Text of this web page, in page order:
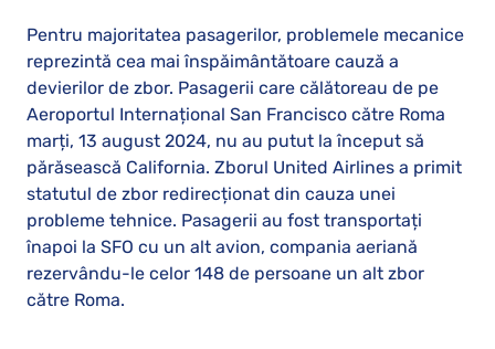
Pentru majoritatea pasagerilor, problemele mecanice
reprezintă cea mai înspăimântătoare cauză a
devierilor de zbor. Pasagerii care călătoreau de pe
Aeroportul Internațional San Francisco către Roma
marți, 13 august 2024, nu au putut la început să
părăsească California. Zborul United Airlines a primit
statutul de zbor redirecționat din cauza unei
probleme tehnice. Pasagerii au fost transportați
înapoi la SFO cu un alt avion, compania aeriană
rezervându-le celor 148 de persoane un alt zbor
către Roma.